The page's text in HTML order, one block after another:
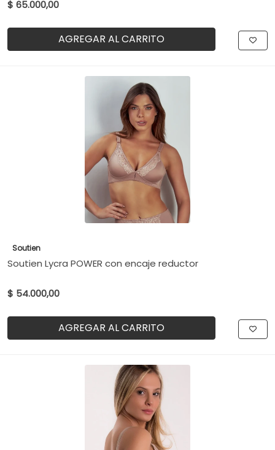
$ 65.000,00
AGREGAR AL CARRITO
Soutien
Soutien Lycra POWER con encaje reductor
$ 54.000,00
AGREGAR AL CARRITO